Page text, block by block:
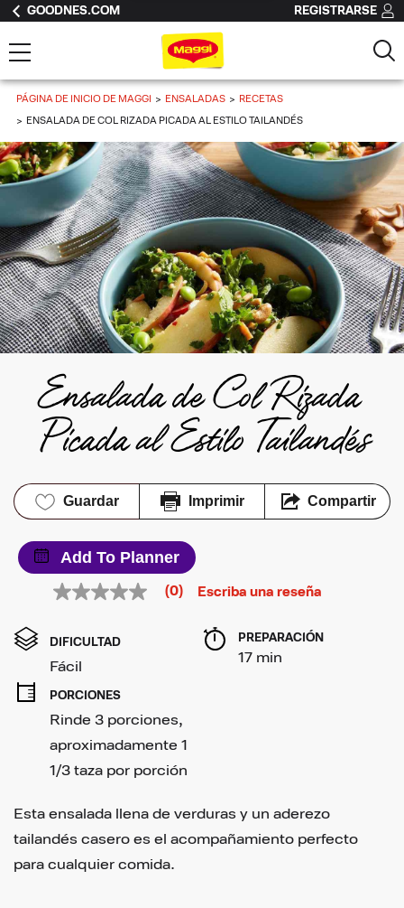
GOODNES.COM REGISTRARSE
PÁGINA DE INICIO DE MAGGI ENSALADAS
RECETAS
ENSALADA DE COL RIZADA PICADA AL ESTILO TAILANDÉS
Ensalada de Col Rizada
Picada al Estilo Tailandés
Guardar Imprimir Compartir
Add To Planner
Sin
en
misma
(0) Escriba una reseña
DIFICULTAD
Fácil
PREPARACIÓN
17 min
PORCIONES
Rinde 3 porciones,
aproximadamente 1
1/3 taza por porción
Esta ensalada llena de verduras y un aderezo
tailandés casero es el acompañamiento perfecto
para cualquier comida.